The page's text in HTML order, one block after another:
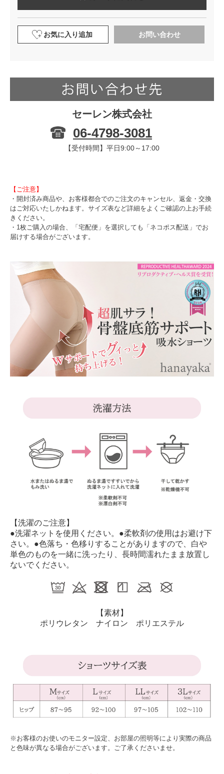
お気に入り追加 お問い合わせ
セーレン株式会社
06-4798-3081
【受付時間】平日9:00～17:00
【ご注意】
・開封済み商品や、お客様都合でのご注文のキャンセル、返金・交換
はご対応いたしかねます。サイズ表など詳細をよくご確認の上お手続
きください。
・1枚ご購入の場合、「宅配便」を選択しても「ネコポス配送」でお
届けする場合がございます。
【洗濯のご注意】
●洗濯ネットを使用ください。●柔軟剤の使用はお避け下
さい。●色落ち・色移りすることがありますので、白や
単色のものを一緒に洗ったり、長時間濡れたまま放置し
ないでください。
【素材】
ポリウレタン ナイロン ポリエステル
※お客様のお使いのモニター設定、お部屋の照明等により実際の商品
と色味が異なる場合がございます。ご了承くださいませ。